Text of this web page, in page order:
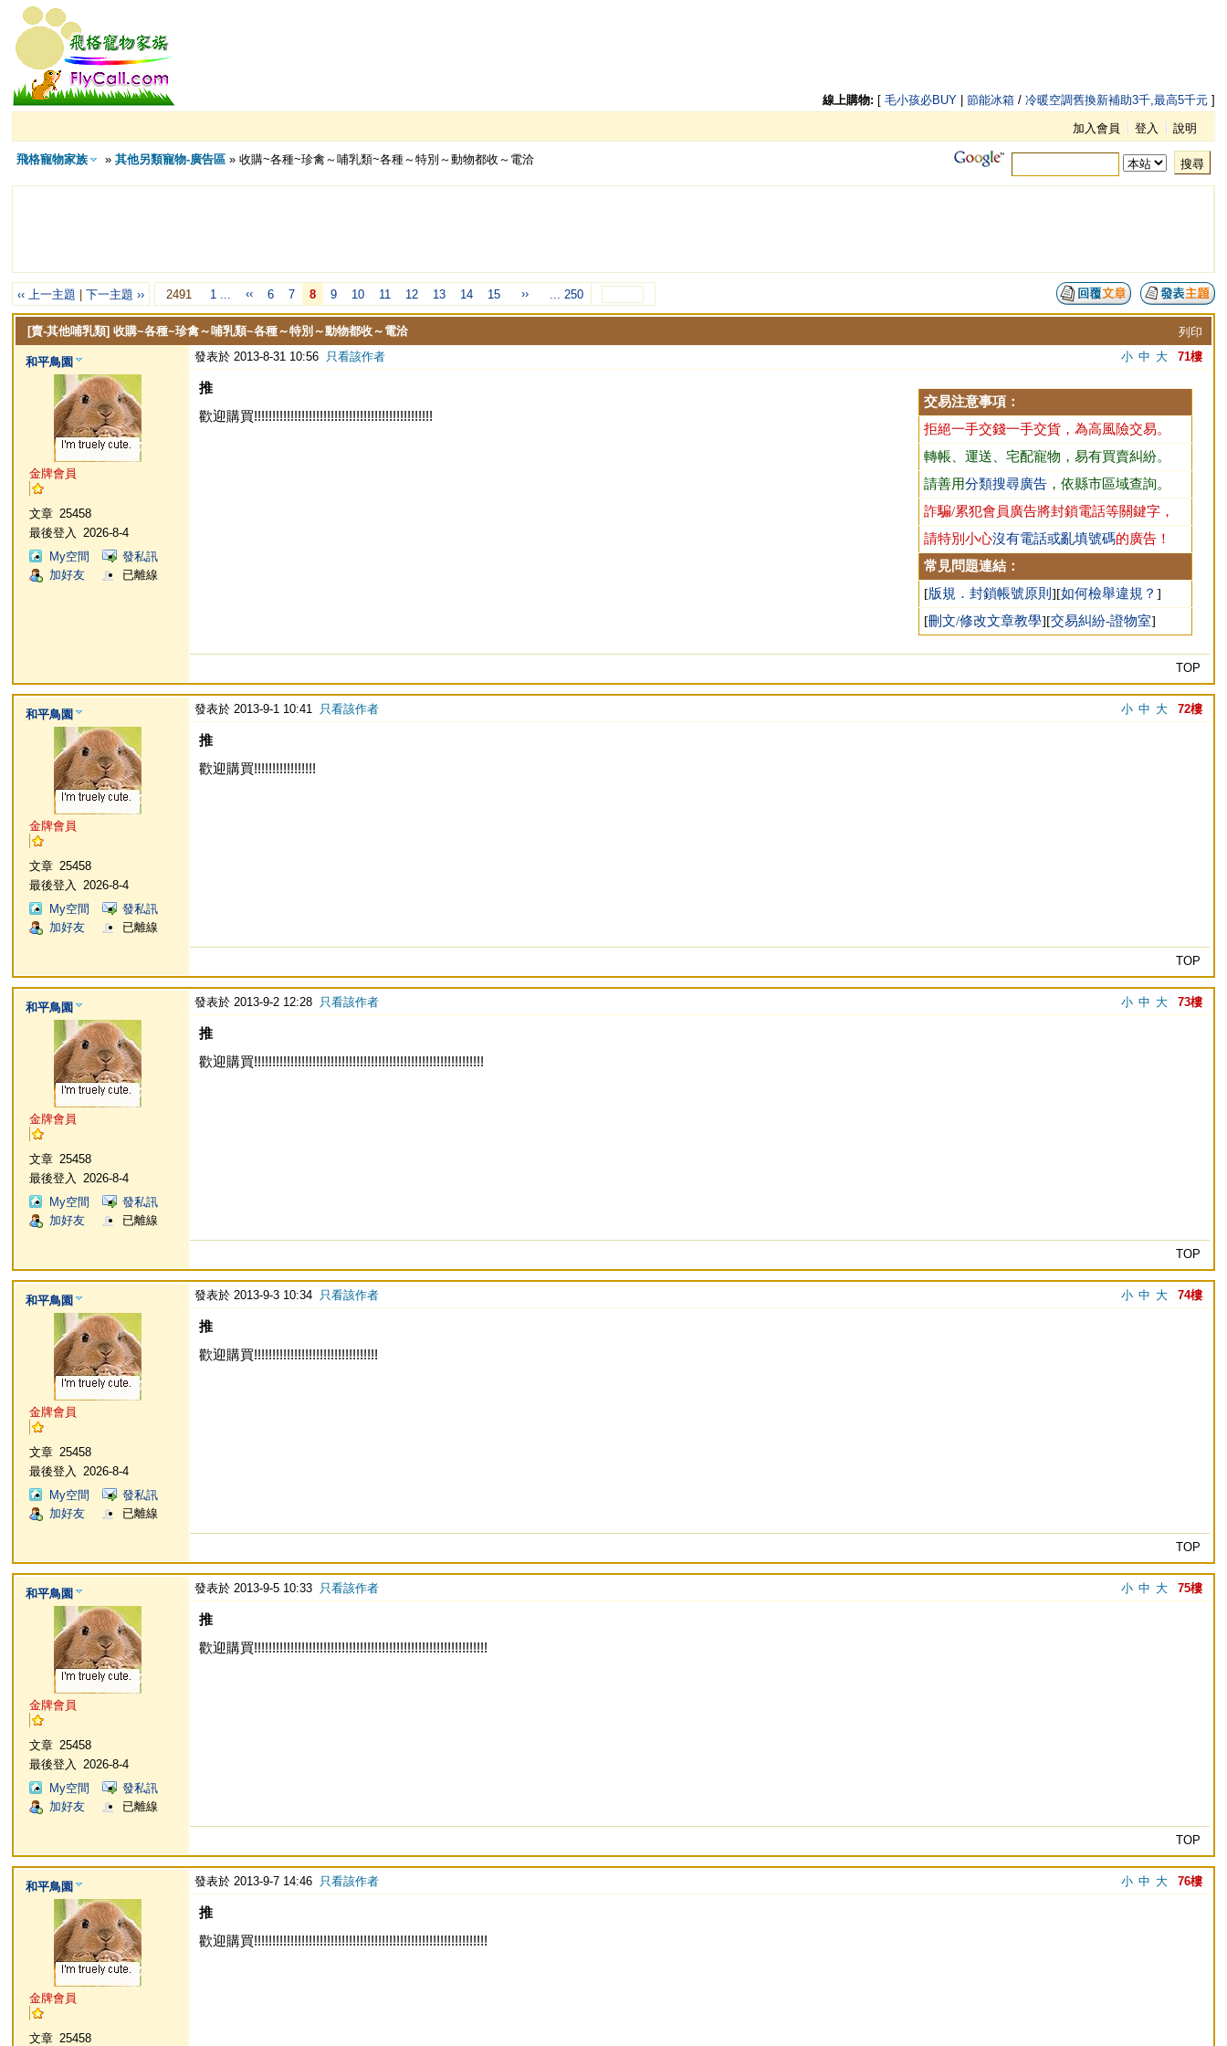
線上購物: [ 毛小孩必BUY| 節能冰箱/ 冷暖空調舊換新補助3千,最高5千元]
加入會員 登入 說明
飛格寵物家族 »其他另類寵物-廣告區 » 收購~各種~珍禽～哺乳類~各種～特別～動物都收～電洽 搜尋
‹‹ 上一主題 |下一主題 ›› 2491 1 ... ‹‹ 6 7 8 9 10 11 12 13 14 15 ›› ... 250
列印
[賣-其他哺乳類] 收購~各種~珍禽～哺乳類~各種～特別～動物都收～電洽
和平鳥園
金牌會員
文章 25458
最後登入
2026-8-4
My空間
發私訊
加好友
已離線
71樓
大
中
小
發表於 2013-8-31 10:56 只看該作者
交易注意事項：
拒絕一手交錢一手交貨，為高風險交易。
轉帳、運送、宅配寵物，易有買賣糾紛。
請善用分類搜尋廣告 ，依縣市區域查詢。
詐騙/累犯會員廣告將封鎖電話等關鍵字，
請特別小心沒有電話或亂填號碼的廣告！
常見問題連結：
[版規．封鎖帳號原則][如何檢舉違規？]
[刪文/修改文章教學][交易糾紛-證物室]
推
歡迎購買!!!!!!!!!!!!!!!!!!!!!!!!!!!!!!!!!!!!!!!!!!!!!!!!!
TOP
和平鳥園
金牌會員
文章 25458
最後登入
2026-8-4
My空間
發私訊
加好友
已離線
72樓
大
中
小
發表於 2013-9-1 10:41 只看該作者
推
歡迎購買!!!!!!!!!!!!!!!!!
TOP
和平鳥園
金牌會員
文章 25458
最後登入
2026-8-4
My空間
發私訊
加好友
已離線
73樓
大
中
小
發表於 2013-9-2 12:28 只看該作者
推
歡迎購買!!!!!!!!!!!!!!!!!!!!!!!!!!!!!!!!!!!!!!!!!!!!!!!!!!!!!!!!!!!!!!!
TOP
和平鳥園
金牌會員
文章 25458
最後登入
2026-8-4
My空間
發私訊
加好友
已離線
74樓
大
中
小
發表於 2013-9-3 10:34 只看該作者
推
歡迎購買!!!!!!!!!!!!!!!!!!!!!!!!!!!!!!!!!!
TOP
和平鳥園
金牌會員
文章 25458
最後登入
2026-8-4
My空間
發私訊
加好友
已離線
75樓
大
中
小
發表於 2013-9-5 10:33 只看該作者
推
歡迎購買!!!!!!!!!!!!!!!!!!!!!!!!!!!!!!!!!!!!!!!!!!!!!!!!!!!!!!!!!!!!!!!!
TOP
和平鳥園
金牌會員
文章 25458
76樓
大
中
小
發表於 2013-9-7 14:46 只看該作者
推
歡迎購買!!!!!!!!!!!!!!!!!!!!!!!!!!!!!!!!!!!!!!!!!!!!!!!!!!!!!!!!!!!!!!!!